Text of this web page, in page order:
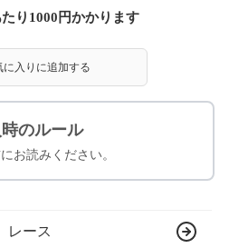
り 1000 円かかります
に入りに追加する
のルール
お読みください。
レース